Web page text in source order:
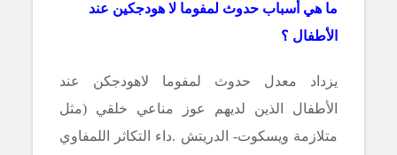
ما هي أسباب حدوث لمفوما لا هودجكين عند
الأطفال ؟
يزداد معدل حدوث لمفوما لاهودجكن عند
الأطفال الذين لديهم عوز مناعي خلقي (مثل
متلازمة ويسكوت- الدريتش .داء التكاثر اللمفاوي